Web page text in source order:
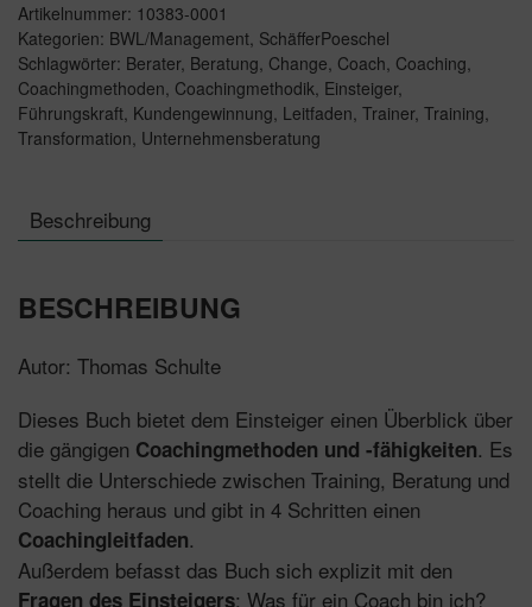
das
Einsteigerbuch
Menge
Artikelnummer: 10383-0001
Kategorien: BWL/Management, SchäfferPoeschel
Schlagwörter: Berater, Beratung, Change, Coach, Coaching,
Coachingmethoden, Coachingmethodik, Einsteiger,
Führungskraft, Kundengewinnung, Leitfaden, Trainer, Training,
Transformation, Unternehmensberatung
Beschreibung
BESCHREIBUNG
Autor: Thomas Schulte
Dieses Buch bietet dem Einsteiger einen Überblick über
die gängigen Coachingmethoden und -fähigkeiten. Es
stellt die Unterschiede zwischen Training, Beratung und
Coaching heraus und gibt in 4 Schritten einen
Coachingleitfaden.
Außerdem befasst das Buch sich explizit mit den
Fragen des Einsteigers: Was für ein Coach bin ich?